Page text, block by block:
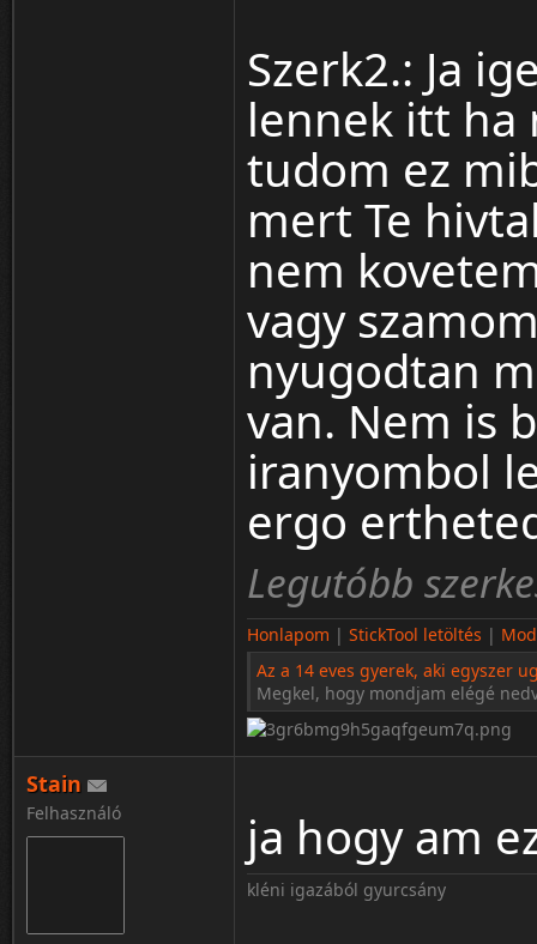
Szerk2.: Ja
lennek itt ha
tudom ez
mert Te
nem
vagy
nyugodtan
van. Nem is
iranyombol
ergo
Legutóbb
Honlapom | StickTool letöltés |
Az a 14 eves gyerek, aki egyszer
Megkel, hogy mondjam elégé
Stain
Felhasználó ja hogy am
kléni igazából gyurcsány